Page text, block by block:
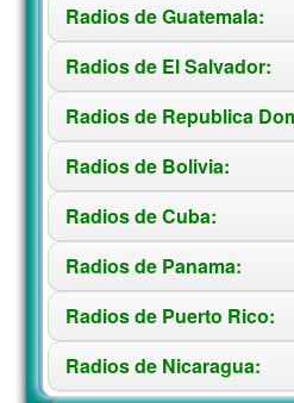
Radios de Guatemala:
Radios de El Salvador:
Radios de Republica
Radios de Bolivia:
Radios de Cuba:
Radios de Panama:
Radios de Puerto Rico:
Radios de Nicaragua: